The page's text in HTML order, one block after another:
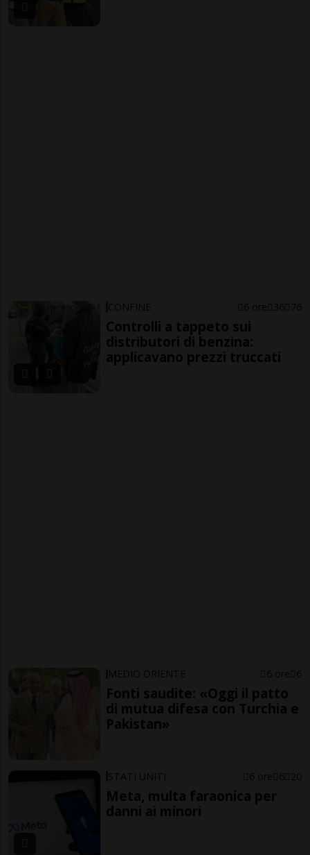
CONFINE 6 ore 36 76
Controlli a tappeto sui
distributori di benzina:
applicavano prezzi truccati
MEDIO ORIENTE 6 ore 6
Fonti saudite: «Oggi il patto
di mutua difesa con Turchia e
Pakistan»
STATI UNITI 6 ore 6 20
Meta, multa faraonica per
danni ai minori